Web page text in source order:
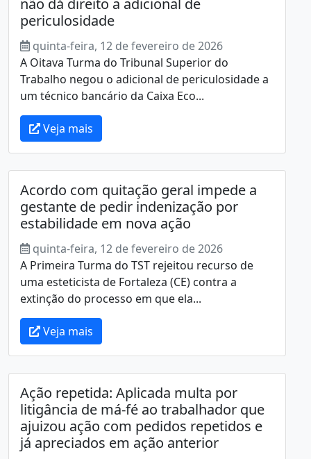
não dá direito a adicional de
periculosidade
quinta-feira, 12 de fevereiro de 2026
A Oitava Turma do Tribunal Superior do
Trabalho negou o adicional de periculosidade a
um técnico bancário da Caixa Eco...
Veja mais
Acordo com quitação geral impede a
gestante de pedir indenização por
estabilidade em nova ação
quinta-feira, 12 de fevereiro de 2026
A Primeira Turma do TST rejeitou recurso de
uma esteticista de Fortaleza (CE) contra a
extinção do processo em que ela...
Veja mais
Ação repetida: Aplicada multa por
litigância de má-fé ao trabalhador que
ajuizou ação com pedidos repetidos e
já apreciados em ação anterior